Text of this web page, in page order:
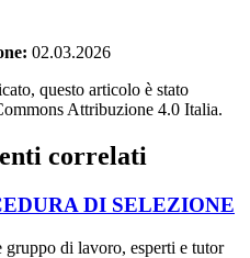
02.03.2026
questo articolo è stato
Attribuzione 4.0 Italia.
correlati
DI SELEZIONE
gruppo di lavoro, esperti e tutor